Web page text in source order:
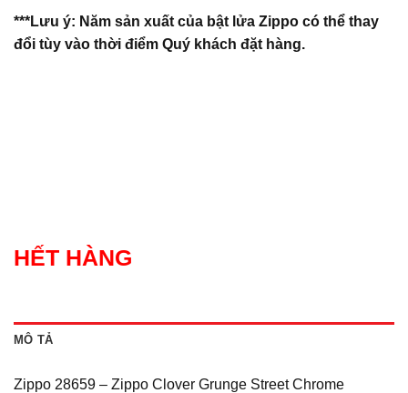
***Lưu ý: Năm sản xuất của bật lửa Zippo có thể thay
đổi tùy vào thời điểm Quý khách đặt hàng.
HẾT HÀNG
MÔ TẢ
Zippo 28659 – Zippo Clover Grunge Street Chrome